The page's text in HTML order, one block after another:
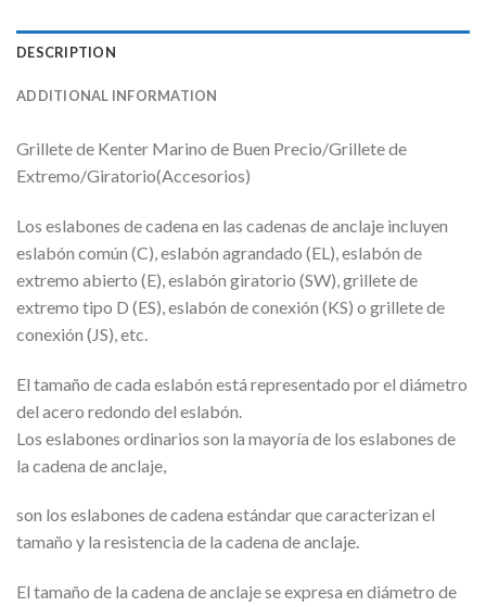
DESCRIPTION
ADDITIONAL INFORMATION
Grillete de Kenter Marino de Buen Precio/Grillete de
Extremo/Giratorio(Accesorios)
Los eslabones de cadena en las cadenas de anclaje incluyen
eslabón común (C), eslabón agrandado (EL), eslabón de
extremo abierto (E), eslabón giratorio (SW), grillete de
extremo tipo D (ES), eslabón de conexión (KS) o grillete de
conexión (JS), etc.
El tamaño de cada eslabón está representado por el diámetro
del acero redondo del eslabón.
Los eslabones ordinarios son la mayoría de los eslabones de
la cadena de anclaje,
son los eslabones de cadena estándar que caracterizan el
tamaño y la resistencia de la cadena de anclaje.
El tamaño de la cadena de anclaje se expresa en diámetro de